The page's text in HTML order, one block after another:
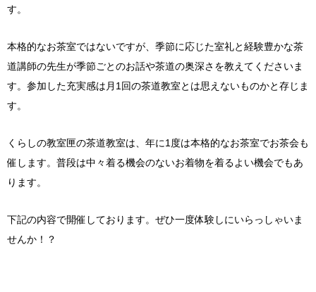
す。
本格的なお茶室ではないですが、季節に応じた室礼と経験豊かな茶
道講師の先生が季節ごとのお話や茶道の奥深さを教えてくださいま
す。参加した充実感は月1回の茶道教室とは思えないものかと存じま
す。
くらしの教室匣の茶道教室は、年に1度は本格的なお茶室でお茶会も
催します。普段は中々着る機会のないお着物を着るよい機会でもあ
ります。
下記の内容で開催しております。ぜひ一度体験しにいらっしゃいま
せんか！？